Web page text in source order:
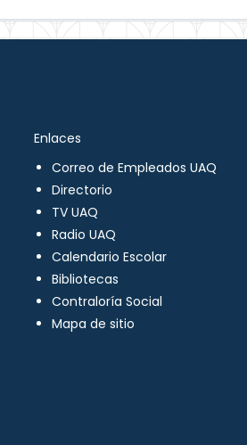
Enlaces
Correo de Empleados UAQ
Directorio
TV UAQ
Radio UAQ
Calendario Escolar
Bibliotecas
Contraloría Social
Mapa de sitio